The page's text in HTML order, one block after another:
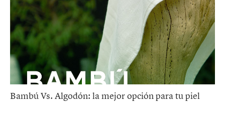
Bambú Vs. Algodón: la mejor opción para tu piel